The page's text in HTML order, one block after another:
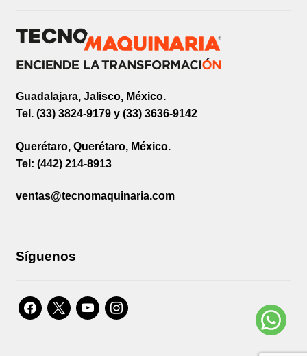
Guadalajara, Jalisco, México.
Tel. (33) 3824-9179 y (33) 3636-9142
Querétaro, Querétaro, México.
Tel: (442) 214-8913
ventas@tecnomaquinaria.com
Síguenos
facebook
x youtubeinstagram